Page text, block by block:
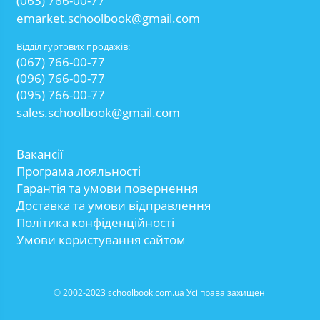
emarket.schoolbook@gmail.com
Відділ гуртових продажів:
(067) 766-00-77
(096) 766-00-77
(095) 766-00-77
sales.schoolbook@gmail.com
Вакансії
Програма лояльності
Гарантія та умови повернення
Доставка та умови відправлення
Політика конфіденційності
Умови користування сайтом
© 2002-2023 schoolbook.com.ua Усі права захищені